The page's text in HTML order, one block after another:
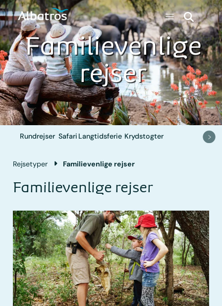
Familievenlige
rejser
Rundrejser Safari Langtidsferie Krydstogter
Rejsetyper Familievenlige rejser
Familievenlige rejser